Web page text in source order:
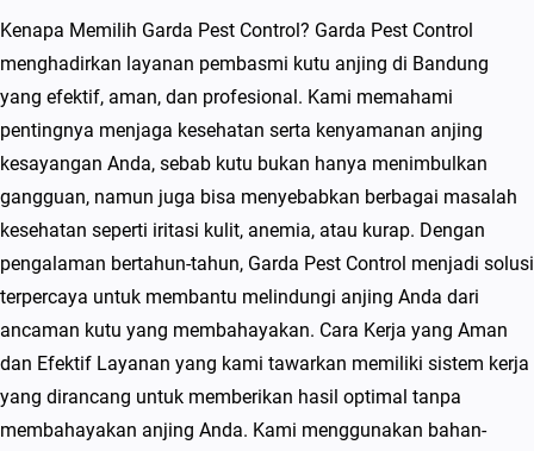
Kenapa Memilih Garda Pest Control? Garda Pest Control
menghadirkan layanan pembasmi kutu anjing di Bandung
yang efektif, aman, dan profesional. Kami memahami
pentingnya menjaga kesehatan serta kenyamanan anjing
kesayangan Anda, sebab kutu bukan hanya menimbulkan
gangguan, namun juga bisa menyebabkan berbagai masalah
kesehatan seperti iritasi kulit, anemia, atau kurap. Dengan
pengalaman bertahun-tahun, Garda Pest Control menjadi solusi
terpercaya untuk membantu melindungi anjing Anda dari
ancaman kutu yang membahayakan. Cara Kerja yang Aman
dan Efektif Layanan yang kami tawarkan memiliki sistem kerja
yang dirancang untuk memberikan hasil optimal tanpa
membahayakan anjing Anda. Kami menggunakan bahan-